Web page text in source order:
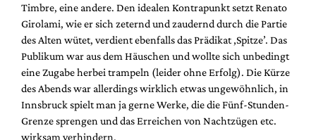
Timbre, eine andere. Den idealen Kontrapunkt setzt Renato
Girolami, wie er sich zeternd und zaudernd durch die Partie
des Alten wütet, verdient ebenfalls das Prädikat ‚Spitze’. Das
Publikum war aus dem Häuschen und wollte sich unbedingt
eine Zugabe herbei trampeln (leider ohne Erfolg). Die Kürze
des Abends war allerdings wirklich etwas ungewöhnlich, in
Innsbruck spielt man ja gerne Werke, die die Fünf-Stunden-
Grenze sprengen und das Erreichen von Nachtzügen etc.
wirksam verhindern.